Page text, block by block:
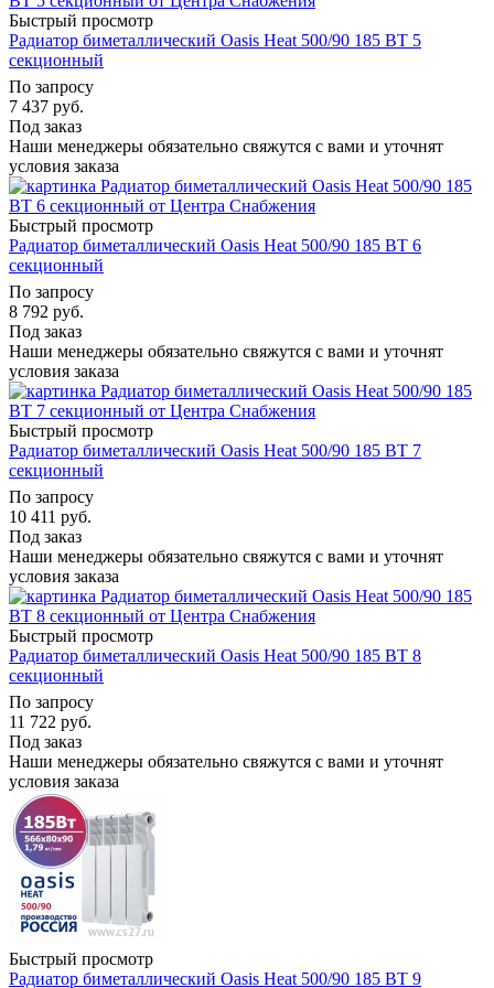
Быстрый просмотр
Радиатор биметаллический Oasis Heat 500/90 185 ВТ 5
секционный
По запросу
7 437 руб.
Под заказ
Наши менеджеры обязательно свяжутся с вами и уточнят
условия заказа
Быстрый просмотр
Радиатор биметаллический Oasis Heat 500/90 185 ВТ 6
секционный
По запросу
8 792 руб.
Под заказ
Наши менеджеры обязательно свяжутся с вами и уточнят
условия заказа
Быстрый просмотр
Радиатор биметаллический Oasis Heat 500/90 185 ВТ 7
секционный
По запросу
10 411 руб.
Под заказ
Наши менеджеры обязательно свяжутся с вами и уточнят
условия заказа
Быстрый просмотр
Радиатор биметаллический Oasis Heat 500/90 185 ВТ 8
секционный
По запросу
11 722 руб.
Под заказ
Наши менеджеры обязательно свяжутся с вами и уточнят
условия заказа
Быстрый просмотр
Радиатор биметаллический Oasis Heat 500/90 185 ВТ 9